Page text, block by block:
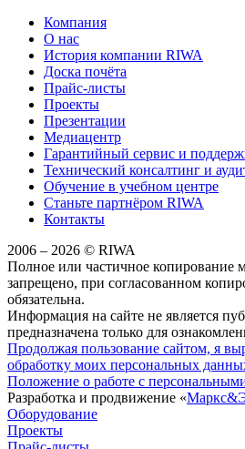
Компания
О нас
История компании RIWA
Доска почёта
Прайс-листы
Проекты
Презентации
Медиацентр
Гарантийный сервис и
Технический консалтинг и
Обучение в учебном центре
Станьте партнёром RIWA
Контакты
2006 – 2026 © RIWA
Полное или частичное копирование
запрещено, при согласованном
обязательна.
Информация на сайте не является
предназначена только для
Продолжая пользование сайтом, я
обработку моих персональных
Положение о работе с
Разработка и продвижение «
Оборудование
Проекты